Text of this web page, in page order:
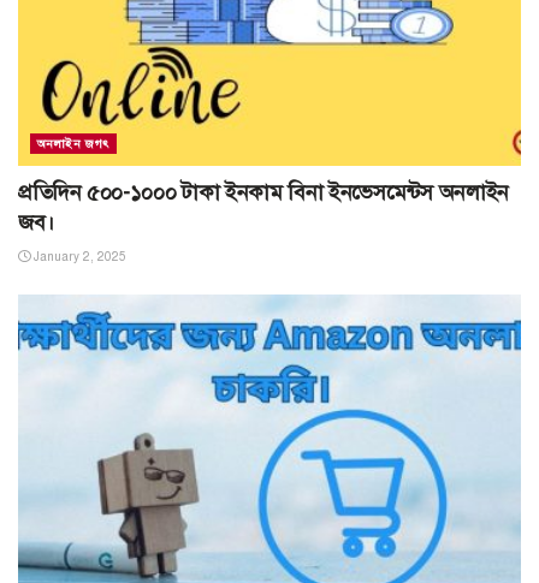
অনলাইন জগৎ
প্রতিদিন ৫০০-১০০০ টাকা ইনকাম বিনা ইনভেসমেন্টস অনলাইন
জব।
January 2, 2025